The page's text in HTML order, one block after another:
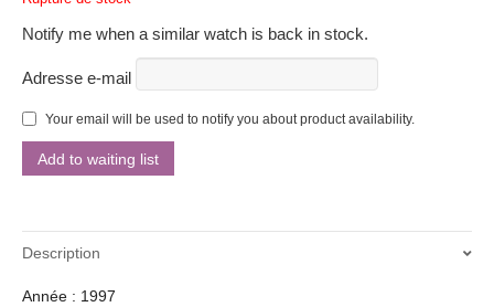
Notify me when a similar watch is back in stock.
Adresse e-mail
Your email will be used to notify you about product availability.
Description
Année : 1997